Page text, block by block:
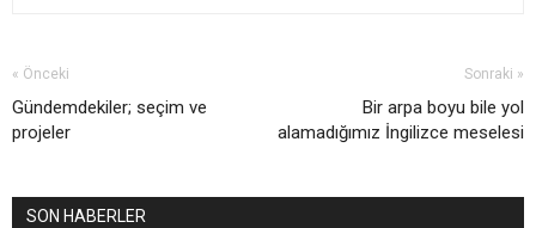
« Önceki
Gündemdekiler; seçim ve
projeler
Sonraki »
Bir arpa boyu bile yol
alamadığımız İngilizce meselesi
SON HABERLER